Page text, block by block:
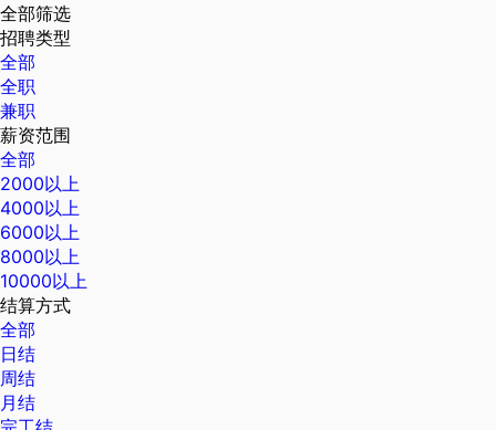
全部筛选
招聘类型
全部
全职
兼职
薪资范围
全部
2000以上
4000以上
6000以上
8000以上
10000以上
结算方式
全部
日结
周结
月结